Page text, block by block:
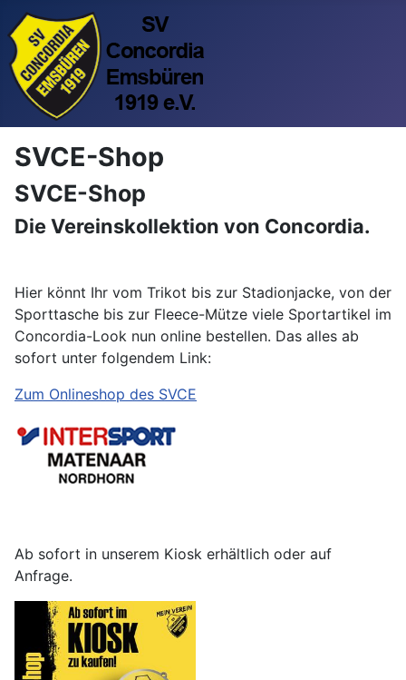
SVCE-Shop
SVCE-Shop
Die Vereinskollektion von Concordia.
Hier könnt Ihr vom Trikot bis zur Stadionjacke, von der
Sporttasche bis zur Fleece-Mütze viele Sportartikel im
Concordia-Look nun online bestellen. Das alles ab
sofort unter folgendem Link:
Zum Onlineshop des SVCE
Ab sofort in unserem Kiosk erhältlich oder auf
Anfrage.